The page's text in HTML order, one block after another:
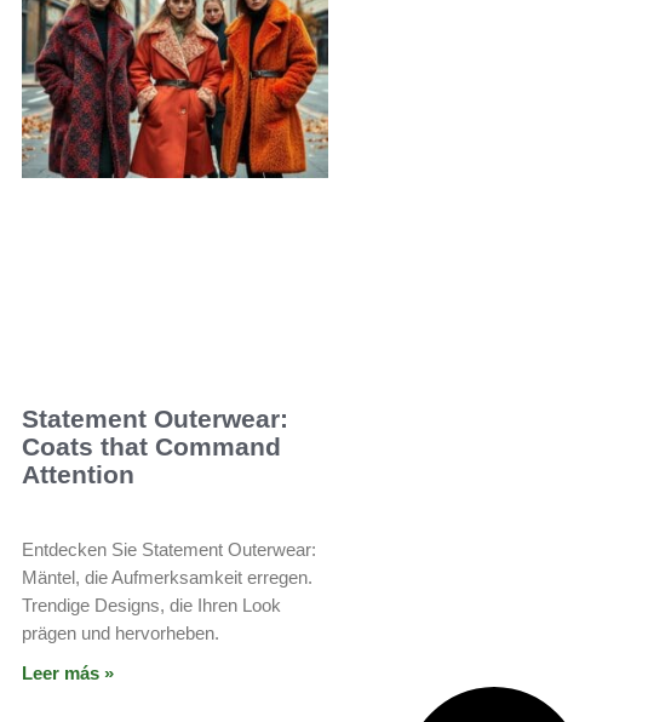
Statement Outerwear:
Coats that Command
Attention
Entdecken Sie Statement Outerwear:
Mäntel, die Aufmerksamkeit erregen.
Trendige Designs, die Ihren Look
prägen und hervorheben.
Leer más »